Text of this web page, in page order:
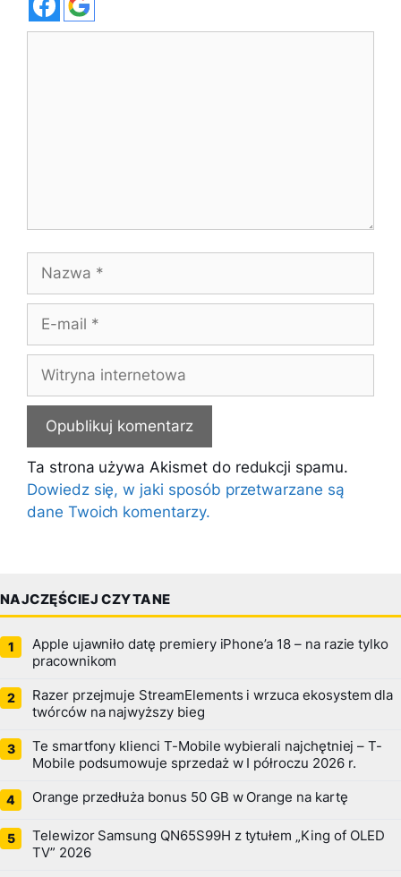
Nazwa
Witryna
internetowa
Ta strona używa Akismet do redukcji spamu.
Dowiedz się, w jaki sposób przetwarzane są
dane Twoich komentarzy.
NAJCZĘŚCIEJ CZYTANE
Apple ujawniło datę premiery iPhone’a 18 – na razie tylko
pracownikom
Razer przejmuje StreamElements i wrzuca ekosystem dla
twórców na najwyższy bieg
Te smartfony klienci T-Mobile wybierali najchętniej – T-
Mobile podsumowuje sprzedaż w I półroczu 2026 r.
Orange przedłuża bonus 50 GB w Orange na kartę
Telewizor Samsung QN65S99H z tytułem „King of OLED
TV” 2026